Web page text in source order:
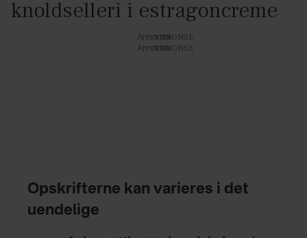
knoldselleri i estragoncreme
Annonce
Annonce
Opskrifterne kan varieres i det
uendelige